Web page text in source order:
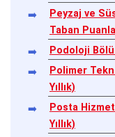
Peyzaj ve
Taban
Podoloji
Polimer
Yıllık)
Posta
Yıllık)